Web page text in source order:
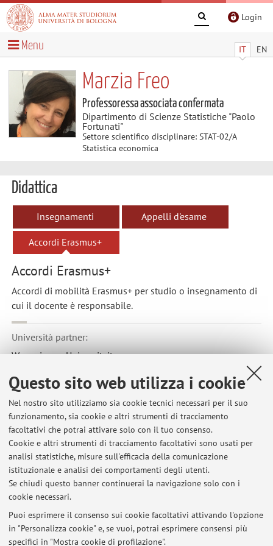
Questo sito web utilizza i cookie
Nel nostro sito utilizziamo sia cookie tecnici necessari per il suo
funzionamento, sia cookie e altri strumenti di tracciamento
facoltativi che potrai attivare solo con il tuo consenso.
Cookie e altri strumenti di tracciamento facoltativi sono usati per
analisi statistiche, misure sull'efficacia della comunicazione
istituzionale e analisi dei comportamenti degli utenti.
Se chiudi questo banner continuerai la navigazione solo con i
cookie necessari.
Puoi esprimere il consenso sui cookie facoltativi attivando l'opzione
in "Personalizza cookie" e, se vuoi, potrai esprimere consensi più
specifici in "Mostra cookie di profilazione".
Login
IT EN
Menu
Marzia Freo
Professoressa associata confermata
Dipartimento di Scienze Statistiche "Paolo
Fortunati"
Settore scientifico disciplinare: STAT-02/A
Statistica economica
Didattica
Insegnamenti Appelli d'esame
Accordi Erasmus+
Accordi Erasmus+
Accordi di mobilità Erasmus+ per studio o insegnamento di
cui il docente è responsabile.
Università partner:
Wageningen Universiteit
Paesi Bassi
Codice Erasmus:
NL WAGENIN01
Area disciplinare:
0311 - Economics
Ultimi avvisi